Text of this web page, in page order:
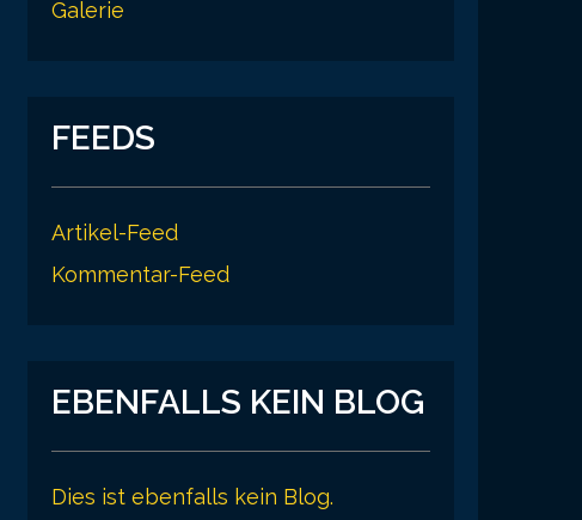
Galerie
FEEDS
Artikel-Feed
Kommentar-Feed
EBENFALLS KEIN BLOG
Dies ist ebenfalls kein Blog.